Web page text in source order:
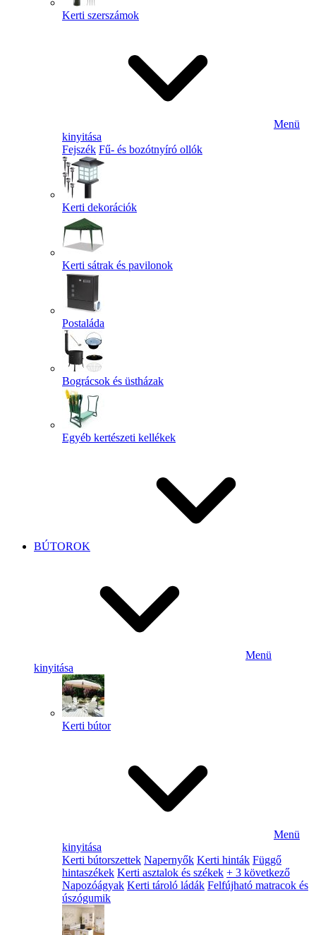
Kerti szerszámok
Menü
kinyitása
Fejszék Fű- és bozótnyíró ollók
Kerti dekorációk
Kerti sátrak és pavilonok
Postaláda
Bográcsok és üstházak
Egyéb kertészeti kellékek
BÚTOROK
Menü
kinyitása
Kerti bútor
Menü
kinyitása
Kerti bútorszettek Napernyők Kerti hinták Függő
hintaszékek Kerti asztalok és székek + 3 következő
Napozóágyak Kerti tároló ládák Felfújható matracok és
úszógumik